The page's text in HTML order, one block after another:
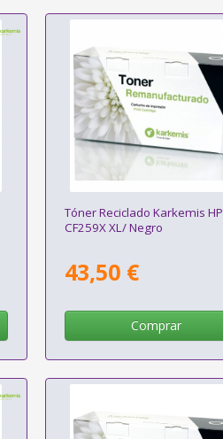
Tóner Reciclado Karkemis HP
CF259X XL/ Negro
43,50 €
Comprar